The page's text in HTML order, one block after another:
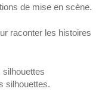
de mise en scène.
raconter les histoires
silhouettes
silhouettes.